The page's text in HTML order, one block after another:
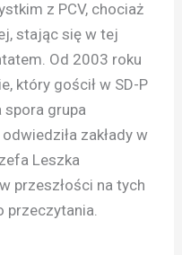
z PCV, chociaż
stając się w tej
Od 2003 roku
który gościł w SD-P
spora grupa
zakłady w
Leszka
przeszłości na tych
przeczytania.